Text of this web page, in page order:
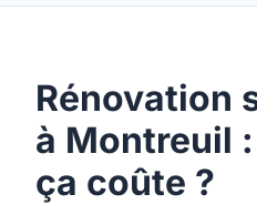
Rénovation
à Montreuil
ça coûte ?